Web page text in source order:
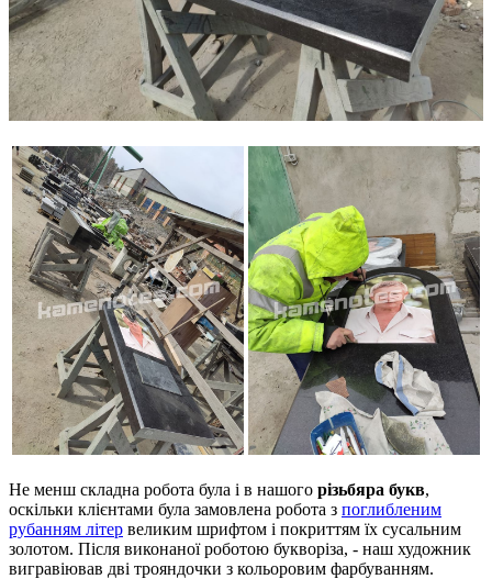
Не менш складна робота була і в нашого різьбяра букв,
оскільки клієнтами була замовлена ​​робота з поглибленим
рубанням літер великим шрифтом і покриттям їх сусальним
золотом. Після виконаної роботою букворіза, - наш художник
вигравіював дві трояндочки з кольоровим фарбуванням.